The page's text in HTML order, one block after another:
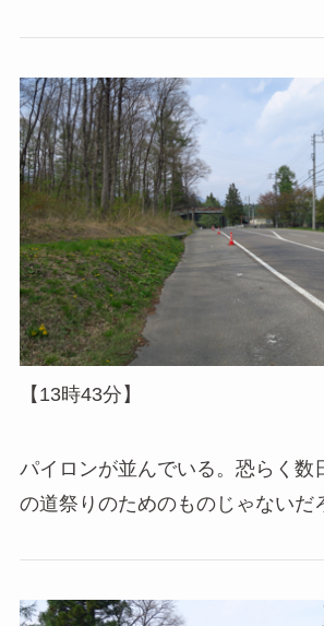
【13時43分】
パイロンが並んでいる。恐らく数
の道祭りのためのものじゃないだ